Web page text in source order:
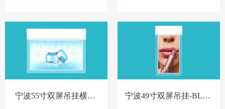
宁波55寸双屏吊挂横屏-
宁波49寸双屏吊挂-BL款-